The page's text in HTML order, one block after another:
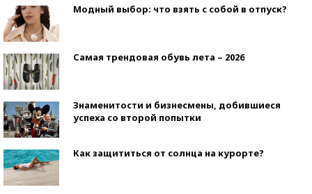
Модный выбор: что взять с собой в отпуск?
Самая трендовая обувь лета – 2026
Знаменитости и бизнесмены, добившиеся
успеха со второй попытки
Как защититься от солнца на курорте?